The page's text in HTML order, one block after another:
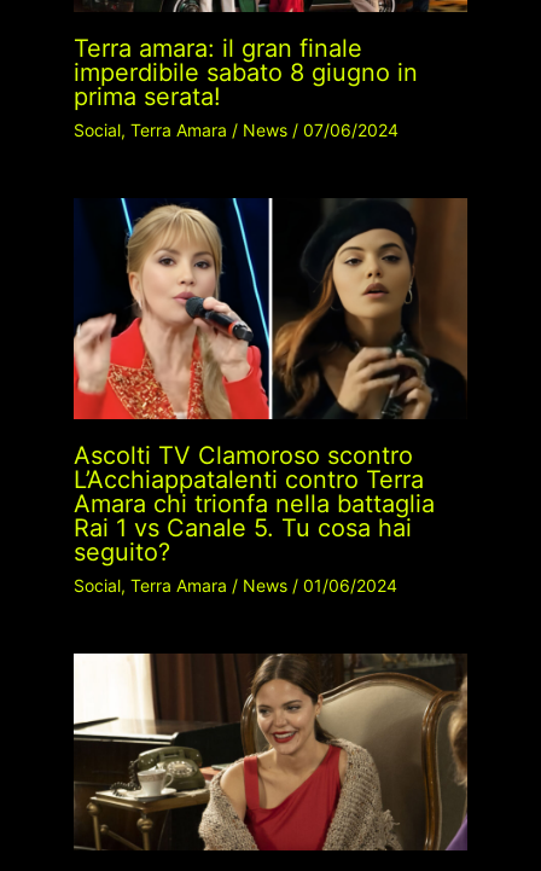
Terra amara: il gran finale
imperdibile sabato 8 giugno in
prima serata!
Social, Terra Amara / News/ 07/06/2024
Ascolti TV Clamoroso scontro
L’Acchiappatalenti contro Terra
Amara chi trionfa nella battaglia
Rai 1 vs Canale 5. Tu cosa hai
seguito?
Social, Terra Amara / News/ 01/06/2024